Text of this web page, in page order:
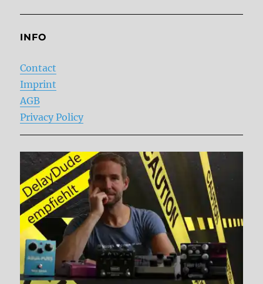
INFO
Contact
Imprint
AGB
Privacy Policy